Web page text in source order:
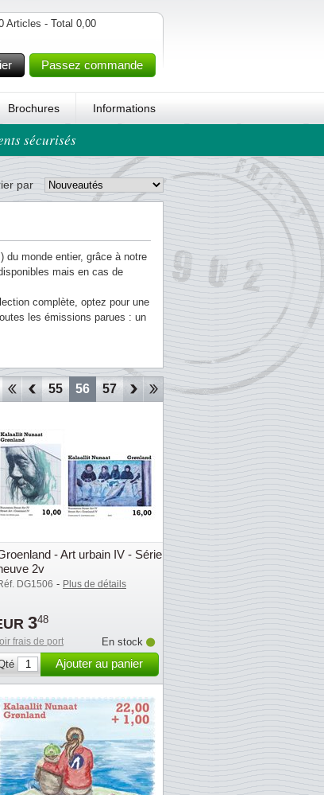
Articles - Total 0,00
Passez commande
Brochures Informations
sécurisés
par
du monde entier, grâce à notre
mais en cas de
complète, optez pour une
les émissions parues : un
53 54 55 56 57 58 59 60 61 62
- Art urbain IV - Série
2v
DG1506 - Plus de détails
348
frais de port
En stock
Ajouter au panier